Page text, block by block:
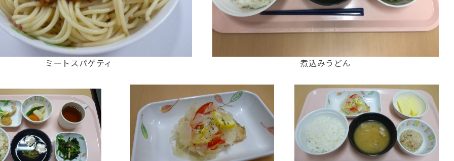
ミートスパゲティ 煮込みうどん